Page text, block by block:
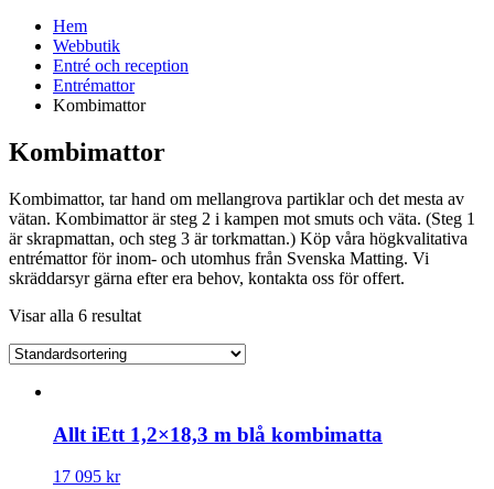
Hem
Webbutik
Entré och reception
Entrémattor
Kombimattor
Kombimattor
Kombimattor, tar hand om mellangrova partiklar och det mesta av
vätan. Kombimattor är steg 2 i kampen mot smuts och väta. (Steg 1
är skrapmattan, och steg 3 är torkmattan.) Köp våra högkvalitativa
entrémattor för inom- och utomhus från Svenska Matting. Vi
skräddarsyr gärna efter era behov, kontakta oss för offert.
Visar alla 6 resultat
Allt iEtt 1,2×18,3 m blå kombimatta
17 095 kr